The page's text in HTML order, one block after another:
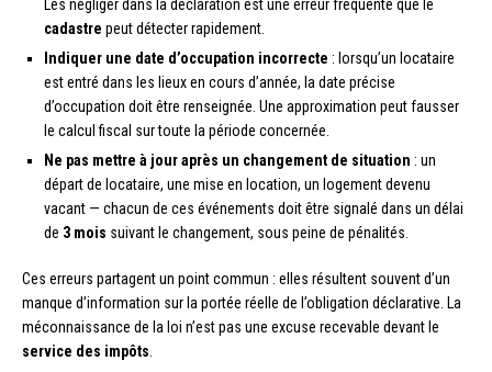
Les négliger dans la déclaration est une erreur fréquente que le
cadastre peut détecter rapidement.
Indiquer une date d’occupation incorrecte : lorsqu’un locataire
est entré dans les lieux en cours d’année, la date précise
d’occupation doit être renseignée. Une approximation peut fausser
le calcul fiscal sur toute la période concernée.
Ne pas mettre à jour après un changement de situation : un
départ de locataire, une mise en location, un logement devenu
vacant — chacun de ces événements doit être signalé dans un délai
de 3 mois suivant le changement, sous peine de pénalités.
Ces erreurs partagent un point commun : elles résultent souvent d’un
manque d’information sur la portée réelle de l’obligation déclarative. La
méconnaissance de la loi n’est pas une excuse recevable devant le
service des impôts